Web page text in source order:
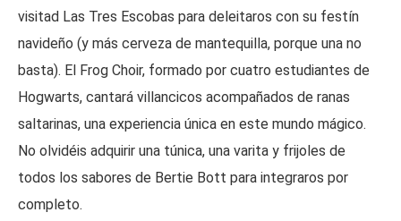
visitad Las Tres Escobas para deleitaros con su festín
navideño (y más cerveza de mantequilla, porque una no
basta). El Frog Choir, formado por cuatro estudiantes de
Hogwarts, cantará villancicos acompañados de ranas
saltarinas, una experiencia única en este mundo mágico.
No olvidéis adquirir una túnica, una varita y frijoles de
todos los sabores de Bertie Bott para integraros por
completo.